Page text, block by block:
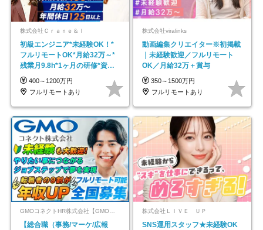
株式会社Ｃｒａｎｅ＆Ｉ
初級エンジニア*未経験OK！*
フルリモートOK*月給32万～*
残業月9.8h*1ヶ月の研修*資格
取得率100％
400～1200万円
フルリモートあり
株式会社viralinks
動画編集クリエイター※初掲載
｜未経験歓迎／フルリモート
OK／月給32万＋賞与
350～1500万円
フルリモートあり
GMOコネクトHR株式会社【GMOインターネットグループ】
【総合職（事務/マーケ/広報
株式会社ＬＩＶＥ ＵＰ
SNS運用スタッフ★未経験OK